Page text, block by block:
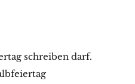
schreiben darf.